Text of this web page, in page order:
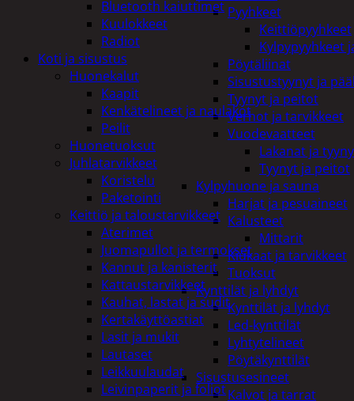
Pyyhkeet
Keittiöpyyhkeet
Kylpypyyhkeet
Pöytäliinat
Sisustustyynyt ja
Tyynyt ja peitot
Verhot ja tarvikkeet
Vuodevaatteet
Lakanat ja
Tyynyt ja peitot
Kylpyhuone ja sauna
Harjat ja pesuaineet
Kalusteet
Mittarit
Kiukaat ja tarvikkeet
Tuoksut
Kynttilät ja lyhdyt
Kynttilät ja lyhdyt
Led-kynttilät
Lyhtytelineet
Pöytäkynttilät
Sisustusesineet
Kalvot ja tarrat
Bluetooth kaiuttimet
Kuulokkeet
Radiot
Koti ja sisustus
Huonekalut
Kaapit
Kenkätelineet ja naulakot
Peilit
Huonetuoksut
Juhlatarvikkeet
Koristelu
Paketointi
Keittiö ja taloustarvikkeet
Aterimet
Juomapullot ja termokset
Kannut ja kanisterit
Kattaustarvikkeet
Kauhat, lastat ja sudit
Kertakäyttöastiat
Lasit ja mukit
Lautaset
Leikkuulaudat
Leivinpaperit ja foliot